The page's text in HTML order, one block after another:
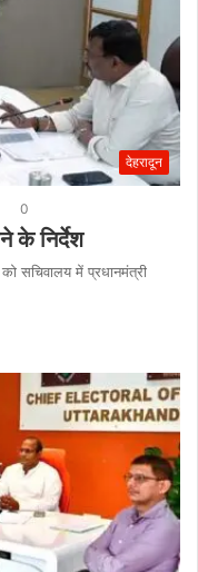
देहरादून
0
के निर्देश
सचिवालय में प्रधानमंत्री